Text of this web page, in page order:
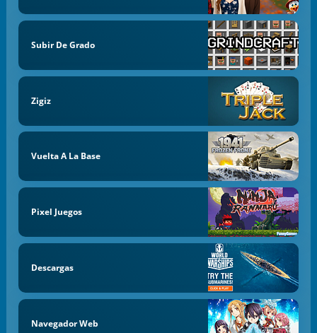
Subir De Grado
Zigiz
Vuelta A La Base
Pixel Juegos
Descargas
Navegador Web